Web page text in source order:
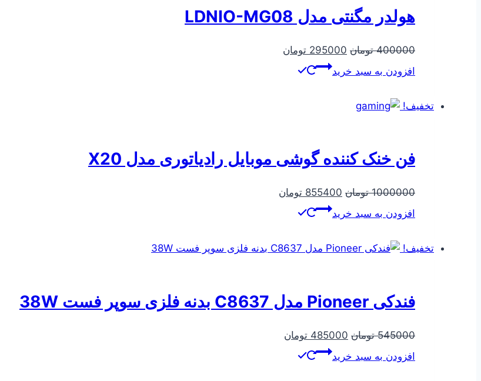
هولدر مگنتی مدل LDNIO-MG08
400000 تومان قیمت
اصلی
295000 تومان
افزودن به سبد خرید
تخفیف!
فن خنک کننده گوشی موبایل رادیاتوری مدل X20
1000000 تومان قیمت
اصلی
855400 تومان
افزودن به سبد خرید
تخفیف!
فندکی Pioneer مدل C8637 بدنه فلزی سوپر فست 38W
545000 تومان قیمت
اصلی
485000 تومان
افزودن به سبد خرید